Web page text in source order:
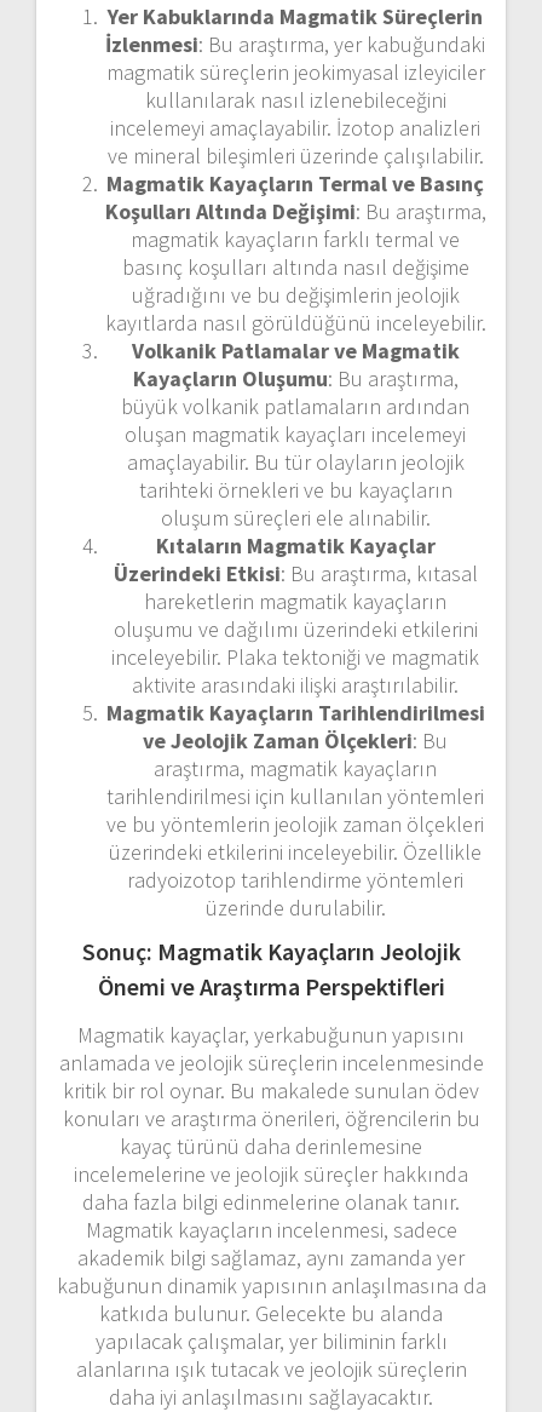
Yer Kabuklarında Magmatik Süreçlerin
İzlenmesi: Bu araştırma, yer kabuğundaki
magmatik süreçlerin jeokimyasal izleyiciler
kullanılarak nasıl izlenebileceğini
incelemeyi amaçlayabilir. İzotop analizleri
ve mineral bileşimleri üzerinde çalışılabilir.
Magmatik Kayaçların Termal ve Basınç
Koşulları Altında Değişimi: Bu araştırma,
magmatik kayaçların farklı termal ve
basınç koşulları altında nasıl değişime
uğradığını ve bu değişimlerin jeolojik
kayıtlarda nasıl görüldüğünü inceleyebilir.
Volkanik Patlamalar ve Magmatik
Kayaçların Oluşumu: Bu araştırma,
büyük volkanik patlamaların ardından
oluşan magmatik kayaçları incelemeyi
amaçlayabilir. Bu tür olayların jeolojik
tarihteki örnekleri ve bu kayaçların
oluşum süreçleri ele alınabilir.
Kıtaların Magmatik Kayaçlar
Üzerindeki Etkisi: Bu araştırma, kıtasal
hareketlerin magmatik kayaçların
oluşumu ve dağılımı üzerindeki etkilerini
inceleyebilir. Plaka tektoniği ve magmatik
aktivite arasındaki ilişki araştırılabilir.
Magmatik Kayaçların Tarihlendirilmesi
ve Jeolojik Zaman Ölçekleri: Bu
araştırma, magmatik kayaçların
tarihlendirilmesi için kullanılan yöntemleri
ve bu yöntemlerin jeolojik zaman ölçekleri
üzerindeki etkilerini inceleyebilir. Özellikle
radyoizotop tarihlendirme yöntemleri
üzerinde durulabilir.
Sonuç: Magmatik Kayaçların Jeolojik
Önemi ve Araştırma Perspektifleri
Magmatik kayaçlar, yerkabuğunun yapısını
anlamada ve jeolojik süreçlerin incelenmesinde
kritik bir rol oynar. Bu makalede sunulan ödev
konuları ve araştırma önerileri, öğrencilerin bu
kayaç türünü daha derinlemesine
incelemelerine ve jeolojik süreçler hakkında
daha fazla bilgi edinmelerine olanak tanır.
Magmatik kayaçların incelenmesi, sadece
akademik bilgi sağlamaz, aynı zamanda yer
kabuğunun dinamik yapısının anlaşılmasına da
katkıda bulunur. Gelecekte bu alanda
yapılacak çalışmalar, yer biliminin farklı
alanlarına ışık tutacak ve jeolojik süreçlerin
daha iyi anlaşılmasını sağlayacaktır.